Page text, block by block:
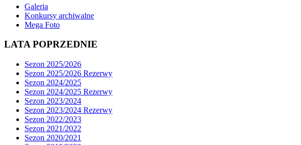
Galeria
Konkursy archiwalne
Mega Foto
LATA POPRZEDNIE
Sezon 2025/2026
Sezon 2025/2026 Rezerwy
Sezon 2024/2025
Sezon 2024/2025 Rezerwy
Sezon 2023/2024
Sezon 2023/2024 Rezerwy
Sezon 2022/2023
Sezon 2021/2022
Sezon 2020/2021